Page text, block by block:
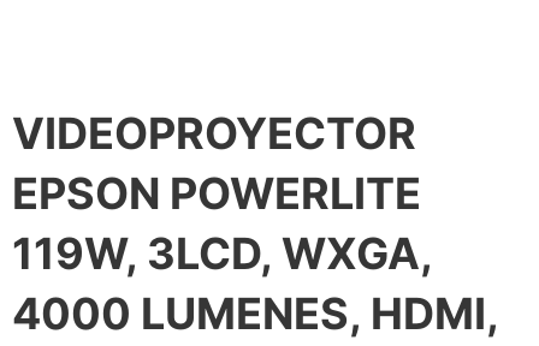
VIDEOPROYECTOR
EPSON POWERLITE
119W, 3LCD, WXGA,
4000 LUMENES, HDMI,